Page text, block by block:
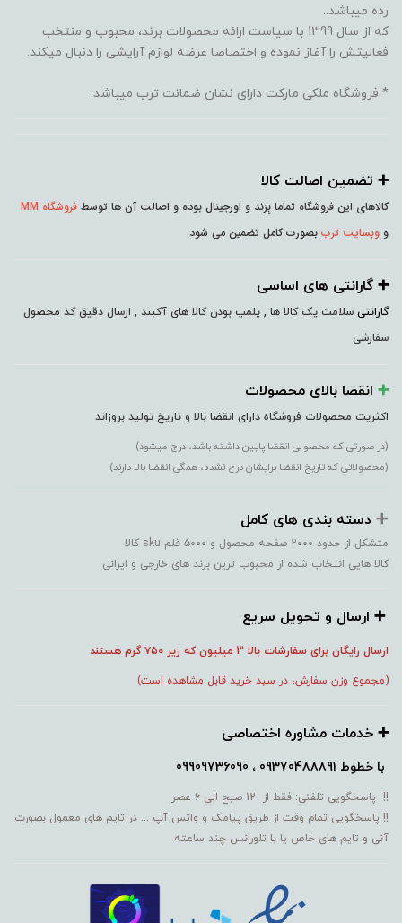
رده میباشد..
که از سال 1399 با سیاست ارائه محصولات برند، محبوب و منتخب
فعالیتش را آغاز نموده و اختصاصا عرضه لوازم آرایشی را دنبال میکند.
* فروشگاه ملکی مارکت دارای نشان ضمانت ترب میباشد.
➕️ تضمین اصالت کالا
کالاهای این فروشگاه تماما بِرَند و اورجینال بوده و اصالت آن ها توسط فروشگاه MM
و وبسایت ترب بصورت کامل تضمین می شود.
➕️ گارانتی های اساسی
گارانتی سلامت پک کالا ها , پلمپ بودن کالا های آکبند , ارسال دقیق کد محصول
سفارشی
➕️ انقضا بالای محصولات
اکثریت محصولات فروشگاه دارای انقضا بالا و تاریخ تولید بروزاند
(در صورتی که محصولی انقضا پایین داشته باشد، درج میشود)
(محصولاتی که تاریخ انقضا برایشان درج نشده، همگی انقضا بالا دارند)
➕️ دسته بندی های کامل
متشکل از حدود ۲۰۰۰ صفحه محصول و ۵۰۰۰ قلم sku کالا
کالا هایی انتخاب شده از محبوب ترین برند های خارجی و ایرانی
➕️ ارسال و تحویل سریع
ارسال رایگان برای سفارشات بالا 3 میلیون که زیر ۷۵۰ گرم هستند
(مجموع وزن سفارش، در سبد خرید قابل مشاهده است)
➕️ خدمات مشاوره اختصاصی
با خطوط 09370488891 ، 09909736090
!! پاسخگویی تلفنی: فقط از 12 صبح الی 6 عصر
!! پاسخگویی تمام وقت از طریق پیامک و واتس آپ ... در تایم های معمول بصورت
آنی و تایم های خاص یا با تلورانس چند ساعته